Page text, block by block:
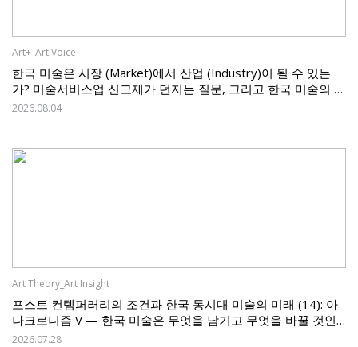
Art+_Art Voice
한국 미술은 시장 (Market)에서 산업 (Industry)이 될 수 있는
가? 미술서비스업 신고제가 던지는 질문, 그리고 한국 미술의 과
제
2026.08.04
Art Theory_Art Insight
포스트 컨템퍼러리의 조건과 한국 동시대 미술의 미래 (14): 아
나크로니즘 V — 한국 미술은 무엇을 남기고 무엇을 바꿀 것인
가
2026.07.28